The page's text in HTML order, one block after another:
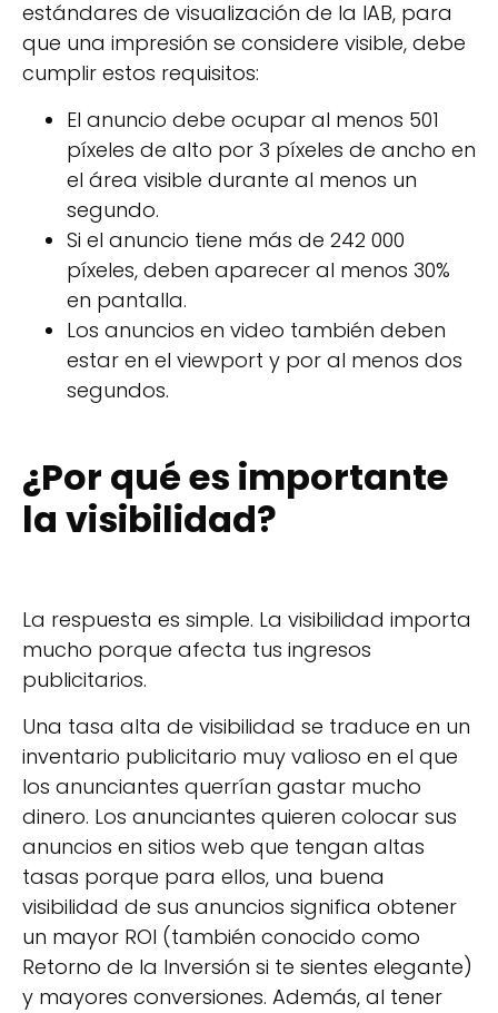
estándares de visualización de la IAB, para
que una impresión se considere visible, debe
cumplir estos requisitos:
El anuncio debe ocupar al menos 501
píxeles de alto por 3 píxeles de ancho en
el área visible durante al menos un
segundo.
Si el anuncio tiene más de 242 000
píxeles, deben aparecer al menos 30%
en pantalla.
Los anuncios en video también deben
estar en el viewport y por al menos dos
segundos.
¿Por qué es importante
la visibilidad?
La respuesta es simple. La visibilidad importa
mucho porque afecta tus ingresos
publicitarios.
Una tasa alta de visibilidad se traduce en un
inventario publicitario muy valioso en el que
los anunciantes querrían gastar mucho
dinero. Los anunciantes quieren colocar sus
anuncios en sitios web que tengan altas
tasas porque para ellos, una buena
visibilidad de sus anuncios significa obtener
un mayor ROI (también conocido como
Retorno de la Inversión si te sientes elegante)
y mayores conversiones. Además, al tener